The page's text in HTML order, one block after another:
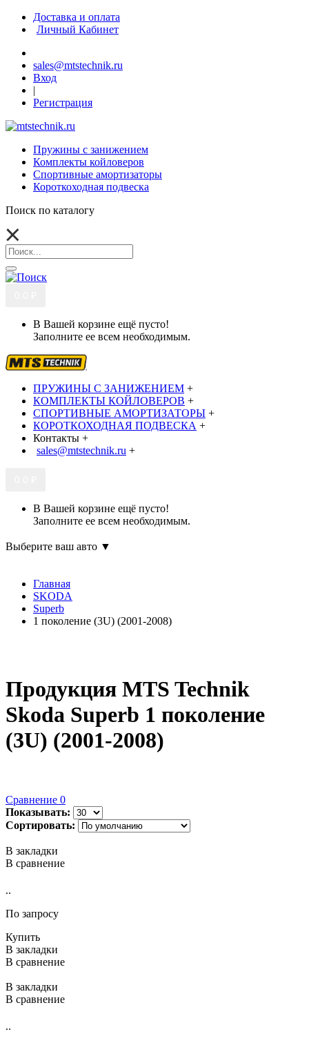
Доставка и оплата
Личный Кабинет
sales@mtstechnik.ru
Вход
|
Регистрация
Пружины с занижением
Комплекты койловеров
Спортивные амортизаторы
Короткоходная подвеска
Поиск по каталогу
В Вашей корзине ещё пусто!
Заполните ее всем необходимым.
ПРУЖИНЫ С ЗАНИЖЕНИЕМ +
КОМПЛЕКТЫ КОЙЛОВЕРОВ +
СПОРТИВНЫЕ АМОРТИЗАТОРЫ +
КОРОТКОХОДНАЯ ПОДВЕСКА +
Контакты +
sales@mtstechnik.ru +
В Вашей корзине ещё пусто!
Заполните ее всем необходимым.
Выберите ваш авто ▼
Главная
SKODA
Superb
1 поколение (3U) (2001-2008)
Продукция MTS Technik
Skoda Superb 1 поколение
(3U) (2001-2008)
Сравнение 0
Показывать:
Сортировать:
В закладки
В сравнение
..
По запросу
Купить
В закладки
В сравнение
В закладки
В сравнение
..